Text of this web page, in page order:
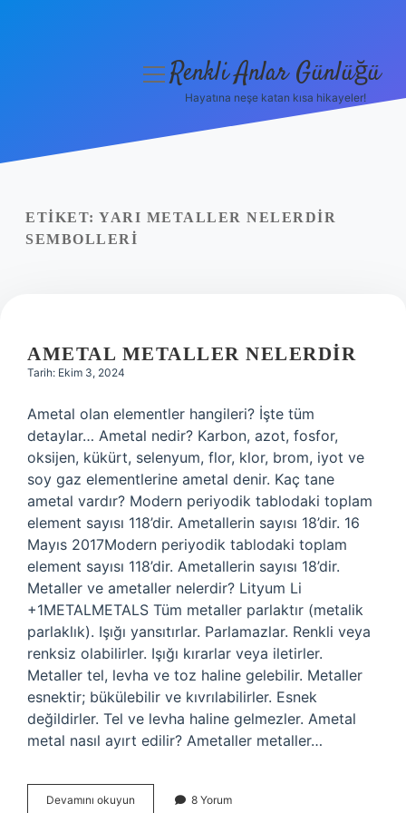
Yasal Uyarı
menüyüRenkli Anlar Günlüğü
Hayatına neşe katan kısa hikayeler!
ETIKET: YARI METALLER NELERDIR
SEMBOLLERI
AMETAL METALLER NELERDIR
Tarih: Ekim 3, 2024
Ametal olan elementler hangileri? İşte tüm
detaylar… Ametal nedir? Karbon, azot, fosfor,
oksijen, kükürt, selenyum, flor, klor, brom, iyot ve
soy gaz elementlerine ametal denir. Kaç tane
ametal vardır? Modern periyodik tablodaki toplam
element sayısı 118’dir. Ametallerin sayısı 18’dir. 16
Mayıs 2017Modern periyodik tablodaki toplam
element sayısı 118’dir. Ametallerin sayısı 18’dir.
Metaller ve ametaller nelerdir? Lityum Li
+1METALMETALS Tüm metaller parlaktır (metalik
parlaklık). Işığı yansıtırlar. Parlamazlar. Renkli veya
renksiz olabilirler. Işığı kırarlar veya iletirler.
Metaller tel, levha ve toz haline gelebilir. Metaller
esnektir; bükülebilir ve kıvrılabilirler. Esnek
değildirler. Tel ve levha haline gelmezler. Ametal
metal nasıl ayırt edilir? Ametaller metaller…
Devamını okuyun 8 Yorum